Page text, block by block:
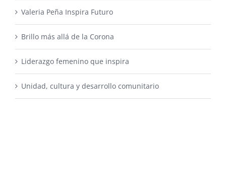
Valeria Peña Inspira Futuro
Brillo más allá de la Corona
Liderazgo femenino que inspira
Unidad, cultura y desarrollo comunitario